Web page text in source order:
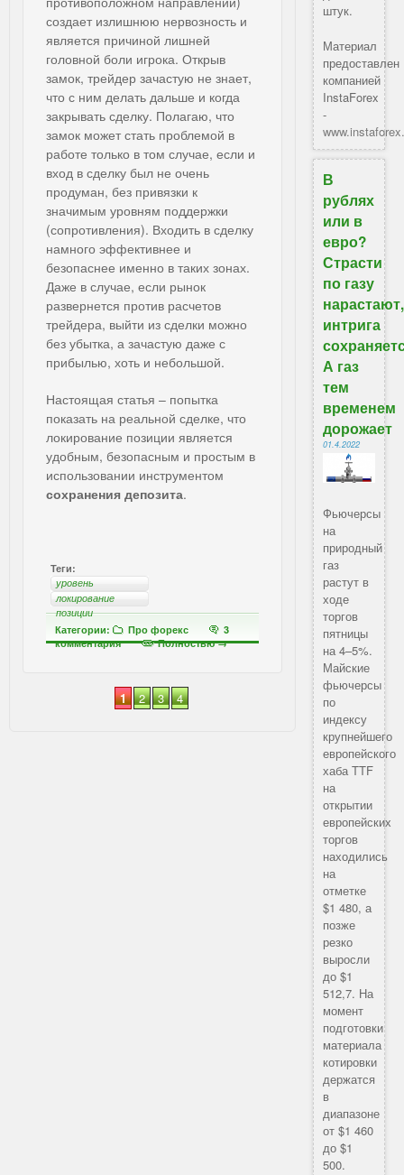
создает излишнюю нервозность и
является причиной лишней
головной боли игрока. Открыв
замок, трейдер зачастую не знает,
что с ним делать дальше и когда
закрывать сделку. Полагаю, что
замок может стать проблемой в
работе только в том случае, если и
вход в сделку был не очень
продуман, без привязки к
значимым уровням поддержки
(сопротивления). Входить в сделку
намного эффективнее и
безопаснее именно в таких зонах.
Даже в случае, если рынок
развернется против расчетов
трейдера, выйти из сделки можно
без убытка, а зачастую даже с
прибылью, хоть и небольшой.
Настоящая статья – попытка
показать на реальной сделке, что
локирование позиции является
удобным, безопасным и простым в
использовании инструментом
сохранения депозита.
Теги:
уровень
сопротивления
локирование
позиции
Категории:
Про форекс
3
комментария
Полностью →
1 2 3 4
штук.
Материал
предоставлен
компанией
InstaForex
-
В
рублях
или в
евро?
Страсти
по газу
нарастают,
интрига
А газ
тем
временем
дорожает
01.4.2022
Фьючерсы
на
природный
газ
растут в
ходе
торгов
пятницы
на 4–5%.
Майские
фьючерсы
по
индексу
крупнейшего
европейского
хаба TTF
на
открытии
европейских
торгов
находились
на
отметке
$1 480, а
позже
резко
выросли
до $1
512,7. На
момент
подготовки
материала
котировки
держатся
в
диапазоне
от $1 460
до $1
500.